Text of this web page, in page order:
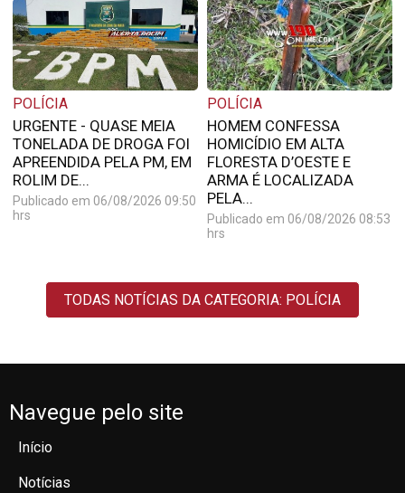
POLÍCIA
URGENTE - QUASE MEIA
TONELADA DE DROGA FOI
APREENDIDA PELA PM, EM
ROLIM DE...
Publicado em 06/08/2026 09:50
hrs
POLÍCIA
HOMEM CONFESSA
HOMICÍDIO EM ALTA
FLORESTA D’OESTE E
ARMA É LOCALIZADA
PELA...
Publicado em 06/08/2026 08:53
hrs
TODAS NOTÍCIAS DA CATEGORIA: POLÍCIA
Navegue pelo site
Início
Notícias